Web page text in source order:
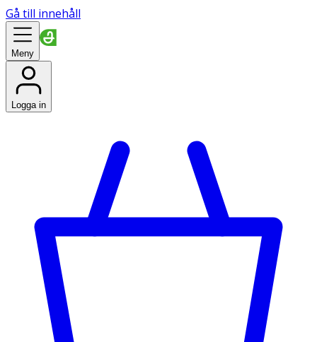
Gå till innehåll
Meny
Logga in